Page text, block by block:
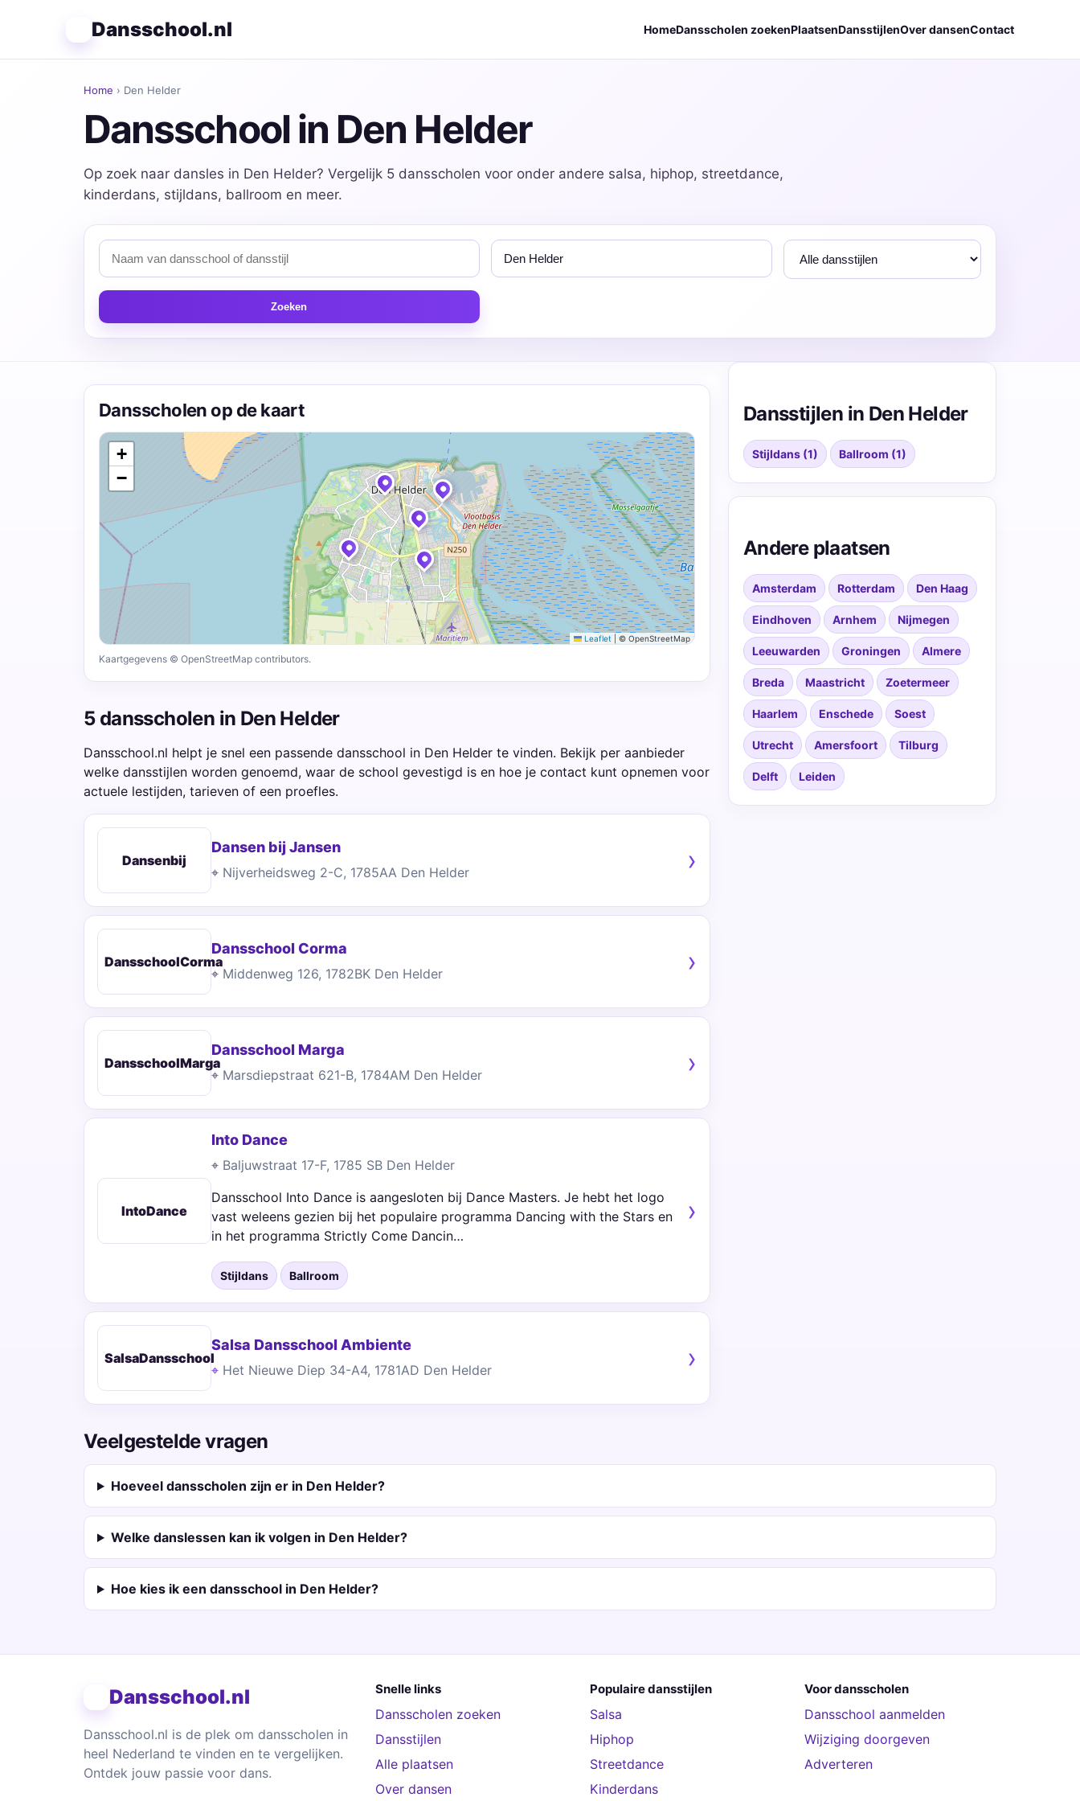
Dansschool.nl HomeDansscholen zoekenPlaatsenDansstijlenOver dansenContact
Home › Den Helder
Dansschool in Den Helder
Op zoek naar dansles in Den Helder? Vergelijk 5 dansscholen voor onder andere salsa, hiphop, streetdance,
kinderdans, stijldans, ballroom en meer.
Zoeken
Dansscholen op de kaart
+
−
Leaflet © OpenStreetMap
Kaartgegevens © OpenStreetMap contributors.
5 dansscholen in Den Helder
Dansschool.nl helpt je snel een passende dansschool in Den Helder te vinden. Bekijk per aanbieder
welke dansstijlen worden genoemd, waar de school gevestigd is en hoe je contact kunt opnemen voor
actuele lestijden, tarieven of een proefles.
Dansenbij
Dansen bij Jansen
Nijverheidsweg 2-C, 1785AA Den Helder
DansschoolCorma
Dansschool Corma
Middenweg 126, 1782BK Den Helder
DansschoolMarga
Dansschool Marga
Marsdiepstraat 621-B, 1784AM Den Helder
IntoDance
Into Dance
Baljuwstraat 17-F, 1785 SB Den Helder
Dansschool Into Dance is aangesloten bij Dance Masters. Je hebt het logo
vast weleens gezien bij het populaire programma Dancing with the Stars en
in het programma Strictly Come Dancin…
Stijldans Ballroom
SalsaDansschool
Salsa Dansschool Ambiente
Het Nieuwe Diep 34-A4, 1781AD Den Helder
Dansstijlen in Den Helder
Stijldans (1) Ballroom (1)
Andere plaatsen
Amsterdam Rotterdam Den Haag
Eindhoven Arnhem Nijmegen
Leeuwarden Groningen Almere
Breda Maastricht Zoetermeer
Haarlem Enschede Soest
Utrecht Amersfoort Tilburg
Delft Leiden
Veelgestelde vragen
Hoeveel dansscholen zijn er in Den Helder?
Welke danslessen kan ik volgen in Den Helder?
Hoe kies ik een dansschool in Den Helder?
Dansschool.nl
Dansschool.nl is de plek om dansscholen in
heel Nederland te vinden en te vergelijken.
Ontdek jouw passie voor dans.
Snelle links
Dansscholen zoeken
Dansstijlen
Alle plaatsen
Over dansen
Populaire dansstijlen
Salsa
Hiphop
Streetdance
Kinderdans
Voor dansscholen
Dansschool aanmelden
Wijziging doorgeven
Adverteren